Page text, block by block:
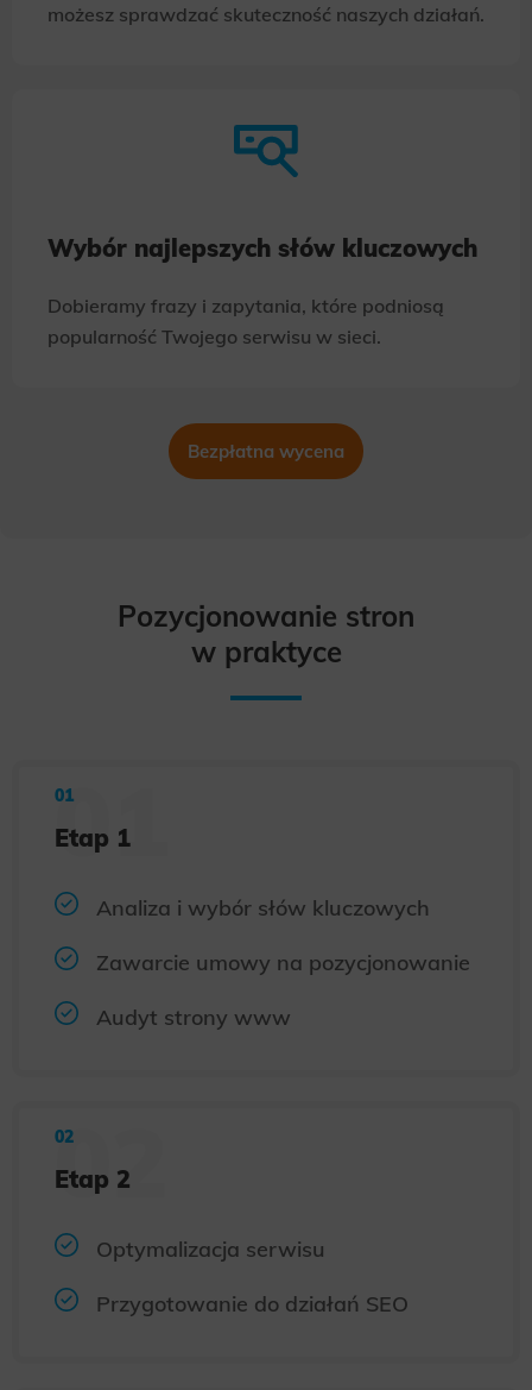
możesz sprawdzać skuteczność naszych działań.
Wybór najlepszych słów kluczowych
Dobieramy frazy i zapytania, które podniosą
popularność Twojego serwisu w sieci.
Bezpłatna wycena
Pozycjonowanie stron
w praktyce
Etap 1
Analiza i wybór słów kluczowych
Zawarcie umowy na pozycjonowanie
Audyt strony www
Etap 2
Optymalizacja serwisu
Przygotowanie do działań SEO